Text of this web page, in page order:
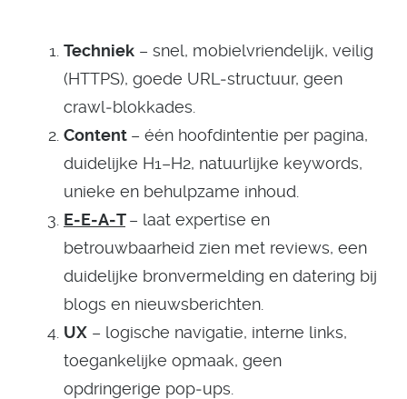
Techniek – snel, mobielvriendelijk, veilig
(HTTPS), goede URL‑structuur, geen
crawl‑blokkades.
Content – één hoofdintentie per pagina,
duidelijke H1–H2, natuurlijke keywords,
unieke en behulpzame inhoud.
E‑E‑A‑T – laat expertise en
betrouwbaarheid zien met reviews, een
duidelijke bronvermelding en datering bij
blogs en nieuwsberichten.
UX – logische navigatie, interne links,
toegankelijke opmaak, geen
opdringerige pop‑ups.